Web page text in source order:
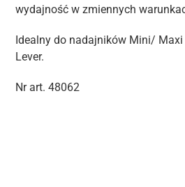
wydajność w zmiennych
Idealny do nadajników Mini/
Lever.
Nr art. 48062